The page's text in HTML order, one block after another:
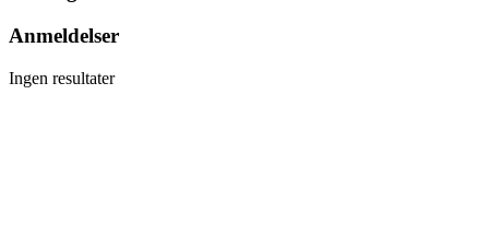
Anmeldelser
Ingen resultater